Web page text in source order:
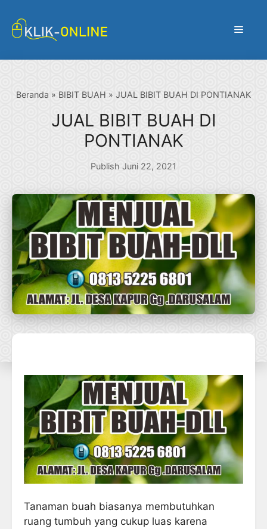
Menu
Beranda » BIBIT BUAH » JUAL BIBIT BUAH DI PONTIANAK
JUAL BIBIT BUAH DI
PONTIANAK
Publish Juni 22, 2021
Tanaman buah biasanya membutuhkan
ruang tumbuh yang cukup luas karena